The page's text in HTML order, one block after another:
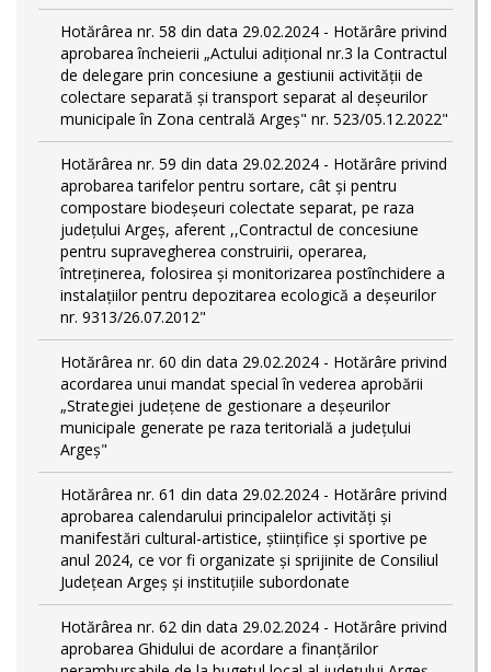
Hotărârea nr. 58 din data 29.02.2024 - Hotărâre privind
aprobarea încheierii „Actului adițional nr.3 la Contractul
de delegare prin concesiune a gestiunii activității de
colectare separată și transport separat al deşeurilor
municipale în Zona centrală Argeș" nr. 523/05.12.2022"
Hotărârea nr. 59 din data 29.02.2024 - Hotărâre privind
aprobarea tarifelor pentru sortare, cât și pentru
compostare biodeșeuri colectate separat, pe raza
județului Argeș, aferent ,,Contractul de concesiune
pentru supravegherea construirii, operarea,
întreținerea, folosirea și monitorizarea postînchidere a
instalațiilor pentru depozitarea ecologică a deșeurilor
nr. 9313/26.07.2012"
Hotărârea nr. 60 din data 29.02.2024 - Hotărâre privind
acordarea unui mandat special în vederea aprobării
„Strategiei județene de gestionare a deșeurilor
municipale generate pe raza teritorială a județului
Argeș"
Hotărârea nr. 61 din data 29.02.2024 - Hotărâre privind
aprobarea calendarului principalelor activităţi şi
manifestări cultural-artistice, ştiinţifice şi sportive pe
anul 2024, ce vor fi organizate şi sprijinite de Consiliul
Judeţean Argeş şi instituţiile subordonate
Hotărârea nr. 62 din data 29.02.2024 - Hotărâre privind
aprobarea Ghidului de acordare a finanţărilor